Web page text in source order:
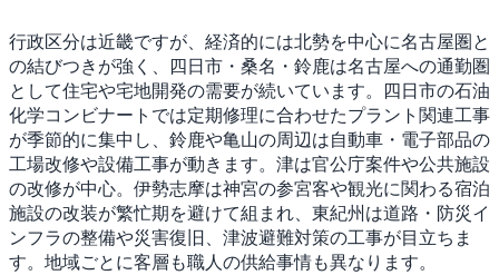
行政区分は近畿ですが、経済的には北勢を中心に名古屋圏と
の結びつきが強く、四日市・桑名・鈴鹿は名古屋への通勤圏
として住宅や宅地開発の需要が続いています。四日市の石油
化学コンビナートでは定期修理に合わせたプラント関連工事
が季節的に集中し、鈴鹿や亀山の周辺は自動車・電子部品の
工場改修や設備工事が動きます。津は官公庁案件や公共施設
の改修が中心。伊勢志摩は神宮の参宮客や観光に関わる宿泊
施設の改装が繁忙期を避けて組まれ、東紀州は道路・防災イ
ンフラの整備や災害復旧、津波避難対策の工事が目立ちま
す。地域ごとに客層も職人の供給事情も異なります。